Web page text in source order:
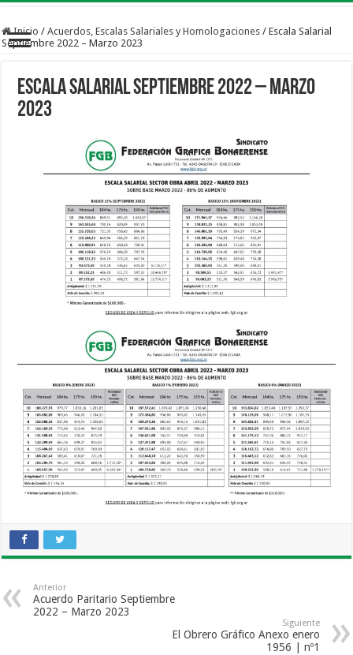
Inicio / Acuerdos, Escalas Salariales y Homologaciones / Escala Salarial
Septiembre 2022 – Marzo 2023
Escala Salarial Septiembre 2022 – Marzo
2023
Anterior
Acuerdo Paritario Septiembre
2022 – Marzo 2023
Siguiente
El Obrero Gráfico Anexo enero
1956 | nº1